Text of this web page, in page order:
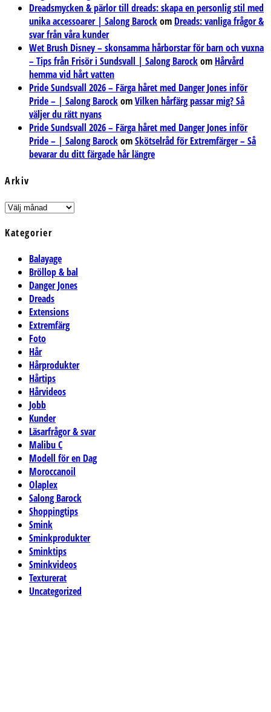
Dreadsmycken & pärlor till dreads: skapa en personlig stil med
unika accessoarer | Salong Barockom Dreads: vanliga frågor &
svar från våra kunder
Wet Brush Disney – skonsamma hårborstar för barn och vuxna
– Tips från Frisör i Sundsvall | Salong Barockom Hårvård
hemma vid hårt vatten
Pride Sundsvall 2026 – Färga håret med Danger Jones inför
Pride – | Salong BarockomVilken hårfärg passar mig? Så
väljer du rätt nyans
Pride Sundsvall 2026 – Färga håret med Danger Jones inför
Pride – | Salong BarockomSkötselråd för Extremfärger – Så
bevarar du ditt färgade hår längre
Arkiv
Arkiv
Kategorier
Balayage
Bröllop & bal
Danger Jones
Dreads
Extensions
Extremfärg
Foto
Hår
Hårprodukter
Hårtips
Hårvideos
Jobb
Kunder
Läsarfrågor & svar
Malibu C
Modell för en Dag
Moroccanoil
Olaplex
Salong Barock
Shoppingtips
Smink
Sminkprodukter
Sminktips
Sminkvideos
Texturerat
Uncategorized